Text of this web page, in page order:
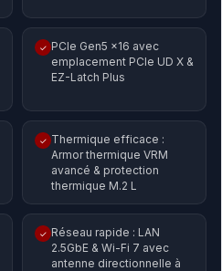
✓ PCIe Gen5 x16 avec
emplacement PCIe UD X &
EZ-Latch Plus
✓ Thermique efficace :
Armor thermique VRM
avancé & protection
thermique M.2 L
✓ Réseau rapide : LAN
2.5GbE & Wi-Fi 7 avec
antenne directionnelle à